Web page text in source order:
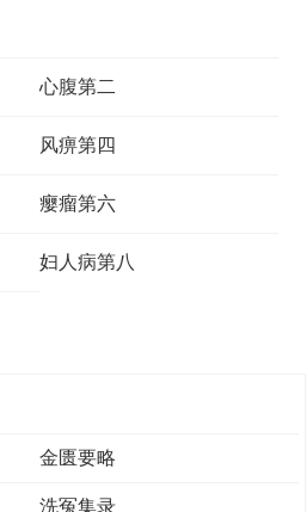
心腹第二
风痹第四
瘿瘤第六
妇人病第八
金匮要略
洗冤集录